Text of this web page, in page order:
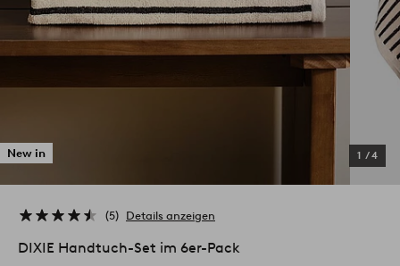
New in 1 /4
5 Details anzeigen
DIXIE Handtuch-Set im 6er-Pack